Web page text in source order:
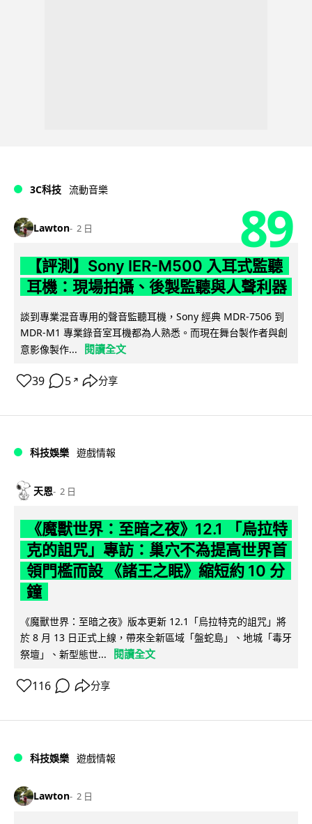
3C科技 流動音樂
Lawton 2 日 89
【評測】Sony IER-M500 入耳式監聽
耳機：現場拍攝、後製監聽與人聲利器
談到專業混音專用的聲音監聽耳機，Sony 經典 MDR-7506 到
MDR-M1 專業錄音室耳機都為人熟悉。而現在舞台製作者與創
意影像製作...
閱讀全文
39 5 ↗ 分享
科技娛樂 遊戲情報
天恩 2 日
《魔獸世界：至暗之夜》12.1 「烏拉特
克的詛咒」專訪：巢穴不為提高世界首
領門檻而設 《諸王之眠》縮短約 10 分
鐘
《魔獸世界：至暗之夜》版本更新 12.1「烏拉特克的詛咒」將
於 8 月 13 日正式上線，帶來全新區域「盤蛇島」、地城「毒牙
祭壇」、新型態世...
閱讀全文
116 分享
科技娛樂 遊戲情報
Lawton 2 日